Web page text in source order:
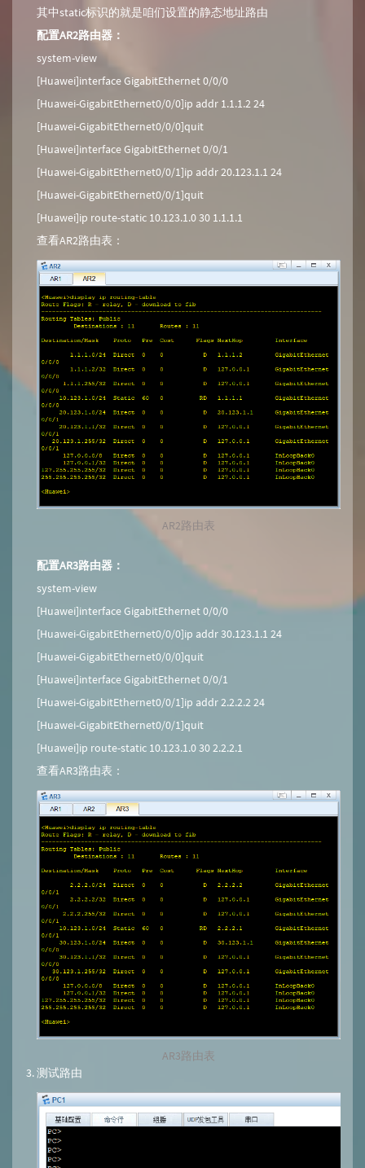
其中static标识的就是咱们设置的静态地址路由
配置AR2路由器：
system-view
[Huawei]interface GigabitEthernet 0/0/0
[Huawei-GigabitEthernet0/0/0]ip addr 1.1.1.2 24
[Huawei-GigabitEthernet0/0/0]quit
[Huawei]interface GigabitEthernet 0/0/1
[Huawei-GigabitEthernet0/0/1]ip addr 20.123.1.1 24
[Huawei-GigabitEthernet0/0/1]quit
[Huawei]ip route-static 10.123.1.0 30 1.1.1.1
查看AR2路由表：
AR2路由表
配置AR3路由器：
system-view
[Huawei]interface GigabitEthernet 0/0/0
[Huawei-GigabitEthernet0/0/0]ip addr 30.123.1.1 24
[Huawei-GigabitEthernet0/0/0]quit
[Huawei]interface GigabitEthernet 0/0/1
[Huawei-GigabitEthernet0/0/1]ip addr 2.2.2.2 24
[Huawei-GigabitEthernet0/0/1]quit
[Huawei]ip route-static 10.123.1.0 30 2.2.2.1
查看AR3路由表：
AR3路由表
测试路由